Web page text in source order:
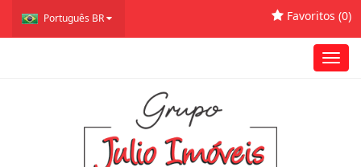
Português BR Favoritos (0)